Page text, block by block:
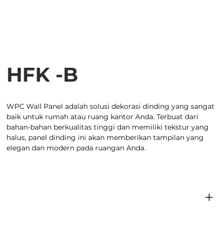
HFK -B
WPC Wall Panel adalah solusi dekorasi dinding yang sangat
baik untuk rumah atau ruang kantor Anda. Terbuat dari
bahan-bahan berkualitas tinggi dan memiliki tekstur yang
halus, panel dinding ini akan memberikan tampilan yang
elegan dan modern pada ruangan Anda.